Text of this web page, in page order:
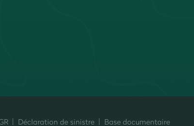
Déclaration de sinistre Base documentaire
vos préférences pour contrôler la manière dont vos